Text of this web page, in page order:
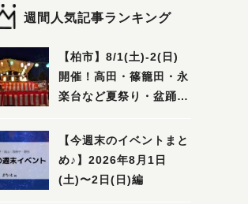
週間人気記事ランキング
【柏市】8/1(土)‐2(日)
開催！高田・篠籠田・永
楽台など夏祭り・盆踊り
【今週末のイベントまと
め♪】2026年8月1日
(土)〜2日(日)編